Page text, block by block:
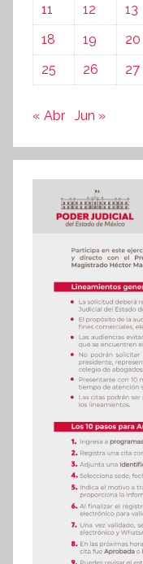
11
12 13
18
19 20
25
26 27
« Abr Jun »